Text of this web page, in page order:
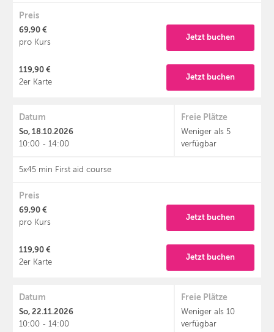
Preis
69,90 €
pro Kurs
Jetzt buchen
119,90 €
2er Karte
Jetzt buchen
Datum
So, 18.10.2026
10:00 - 14:00
5x45 min First aid course
Freie Plätze
Weniger als 5
verfügbar
Preis
69,90 €
pro Kurs
Jetzt buchen
119,90 €
2er Karte
Jetzt buchen
Datum
So, 22.11.2026
10:00 - 14:00
Freie Plätze
Weniger als 10
verfügbar